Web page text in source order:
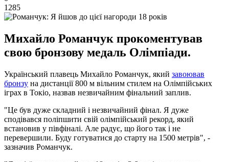
1285
Михайло Романчук прокоментував
свою бронзову медаль Олімпіади.
Український плавець Михайло Романчук, який завоював
бронзу на дистанції 800 м вільним стилем на Олімпійських
іграх в Токіо, назвав незвичайним фінальний заплив.
"Це був дуже складний і незвичайний фінал. Я дуже
сподівався поліпшити свій олімпійський рекорд, який
встановив у півфіналі. Але радує, що його так і не
перевершили. Буду готуватися до старту на 1500 метрів", -
зазначив Романчук.